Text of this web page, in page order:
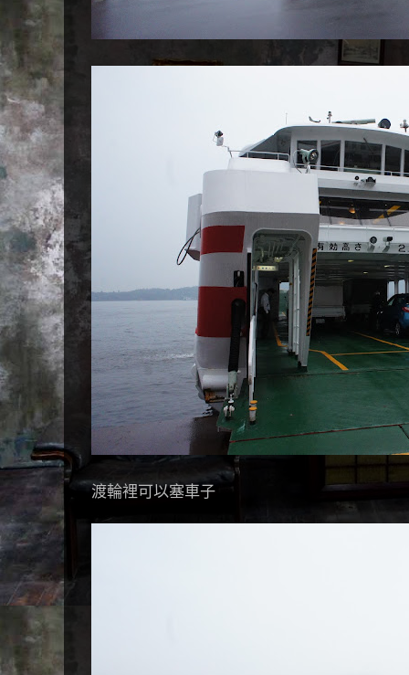
渡輪裡可以塞車子